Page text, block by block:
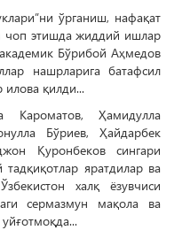
ўрганиш, нафақат
чоп этишда жиддий ишлар
Бўрибой Аҳмедов
нашрларига батафсил
илова қилди...
Кароматов, Ҳамидулла
Бўриев, Ҳайдарбек
Қуронбеков сингари
яратдилар ва
халқ ёзувчиси
сермазмун мақола ва